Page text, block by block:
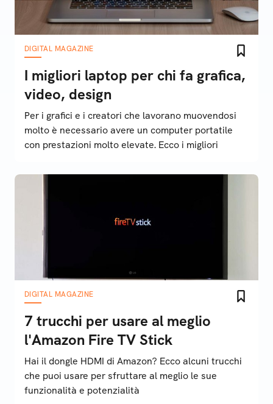
DIGITAL MAGAZINE
I migliori laptop per chi fa grafica,
video, design
Per i grafici e i creatori che lavorano muovendosi
molto è necessario avere un computer portatile
con prestazioni molto elevate. Ecco i migliori
DIGITAL MAGAZINE
7 trucchi per usare al meglio
l'Amazon Fire TV Stick
Hai il dongle HDMI di Amazon? Ecco alcuni trucchi
che puoi usare per sfruttare al meglio le sue
funzionalità e potenzialità